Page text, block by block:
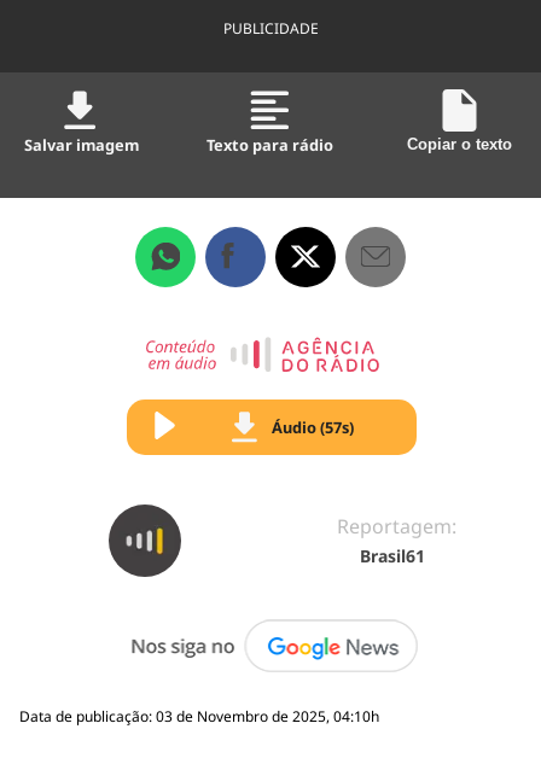
PUBLICIDADE
Salvar imagem Texto para rádio Copiar o texto
Áudio (57s)
Reportagem:
Brasil61
Data de publicação: 03 de Novembro de 2025, 04:10h